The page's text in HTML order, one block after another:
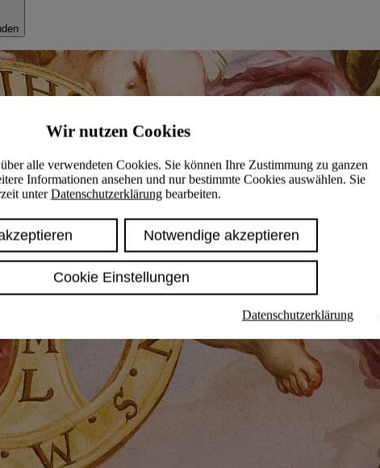
Wir nutzen Cookies
alle verwendeten Cookies. Sie können Ihre Zustimmung zu ganzen
Informationen ansehen und nur bestimmte Cookies auswählen. Sie
unterDatenschutzerklärung bearbeiten.
Notwendige akzeptieren
Cookie Einstellungen
Datenschutzerklärung